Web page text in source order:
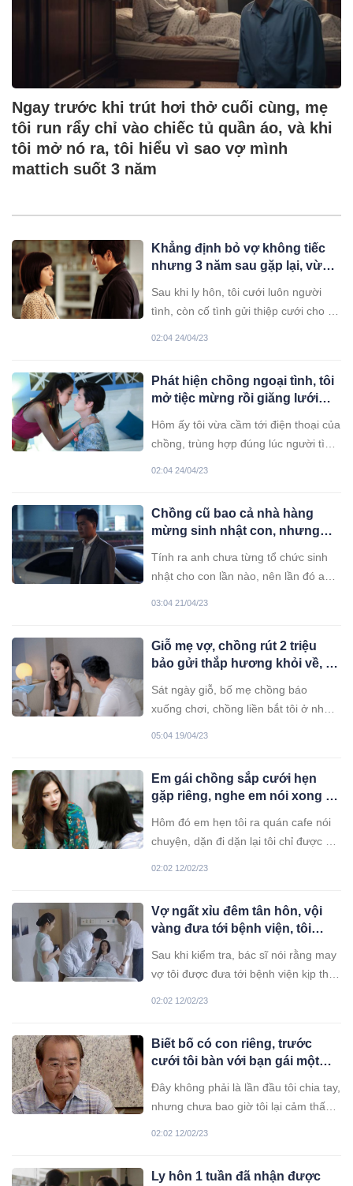
Ngay trước khi trút hơi thở cuối cùng, mẹ
tôi run rẩy chỉ vào chiếc tủ quần áo, và khi
tôi mở nó ra, tôi hiểu vì sao vợ mình
mattich suốt 3 năm
Khẳng định bỏ vợ không tiếc
nhưng 3 năm sau gặp lại, vừa
Sau khi ly hôn, tôi cưới luôn người
tình, còn cố tình gửi thiệp cưới cho vợ
02:04 24/04/23
Phát hiện chồng ngoại tình, tôi
mở tiệc mừng rồi giăng lưới
Hôm ấy tôi vừa cầm tới điện thoại của
chồng, trùng hợp đúng lúc người tình
02:04 24/04/23
Chồng cũ bao cả nhà hàng
mừng sinh nhật con, nhưng
liền lặng người nhận sai
Tính ra anh chưa từng tổ chức sinh
nhật cho con lần nào, nên lần đó anh
03:04 21/04/23
Giỗ mẹ vợ, chồng rút 2 triệu
bảo gửi thắp hương khỏi về, tôi
anh vội thay đổi thái độ
Sát ngày giỗ, bố mẹ chồng báo
xuống chơi, chồng liền bắt tôi ở nhà
05:04 19/04/23
Em gái chồng sắp cưới hẹn
gặp riêng, nghe em nói xong tôi
không do dự
Hôm đó em hẹn tôi ra quán cafe nói
chuyện, dặn đi dặn lại tôi chỉ được đi
lại dặn kỹ thế.
02:02 12/02/23
Vợ ngất xỉu đêm tân hôn, vội
vàng đưa tới bệnh viện, tôi
nói
Sau khi kiểm tra, bác sĩ nói rằng may
vợ tôi được đưa tới bệnh viện kịp thời
chỗ.
02:02 12/02/23
Biết bố có con riêng, trước
cưới tôi bàn với bạn gái một
luôn
Đây không phải là lần đầu tôi chia tay,
nhưng chưa bao giờ tôi lại cảm thấy
02:02 12/02/23
Ly hôn 1 tuần đã nhận được